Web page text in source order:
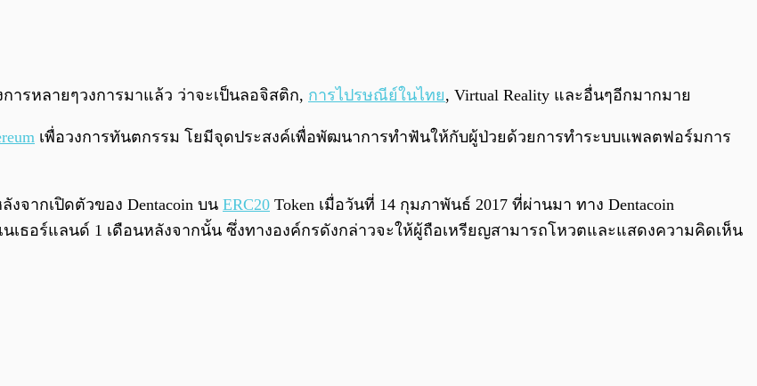
ารหลายๆวงการมาแล้ว ว่าจะเป็นลอจิสติก, การไปรษณีย์ในไทย, Virtual Reality และอื่นๆอีกมากมาย
เพื่อวงการทันตกรรม โยมีจุดประสงค์เพื่อพัฒนาการทำฟันให้กับผู้ป่วยด้วยการทำระบบแพลตฟอร์มการ
จากเปิดตัวของ Dentacoin บน ERC20 Token เมื่อวันที่ 14 กุมภาพันธ์ 2017 ที่ผ่านมา ทาง Dentacoin
เนเธอร์แลนด์ 1 เดือนหลังจากนั้น ซึ่งทางองค์กรดังกล่าวจะให้ผู้ถือเหรียญสามารถโหวตและแสดงความคิดเห็น